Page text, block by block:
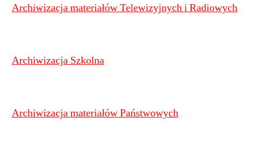
Archiwizacja materiałów Telewizyjnych i Radiowych
Archiwizacja Szkolna
Archiwizacja materiałów Państwowych